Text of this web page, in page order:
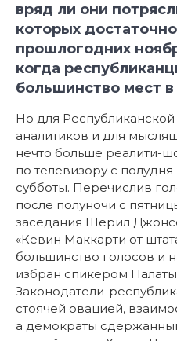
вряд ли они
которых
прошлогодних
когда
большинство мест
Но для
аналитиков и для
нечто больше реалити-
по телевизору с
субботы. Перечислив
после полуночи с
заседания Шерил
«Кевин Маккарти от
большинство голосов и
избран спикером
Законодатели-
стоячей овацией,
а демократы